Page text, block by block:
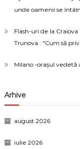
unde oamenii se
Flash-uri de la
Trunova : “Cum să
Milano -orașul vedetă
Arhive
august 2026
iulie 2026